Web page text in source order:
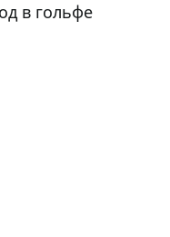
в гольфе